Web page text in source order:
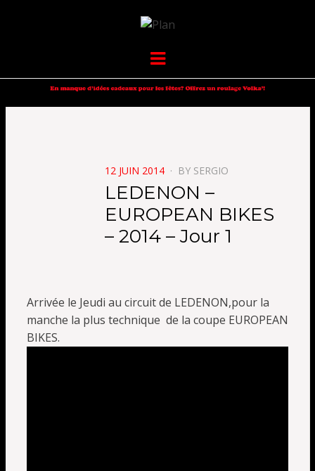
VOLKANIK-
ENDURANCE
Menu
POSTED
ON
12 JUIN 2014 BY SERGIO
LEDENON –
EUROPEAN BIKES
– 2014 – Jour 1
Arrivée le Jeudi au circuit de LEDENON,pour la
manche la plus technique de la coupe EUROPEAN
BIKES.